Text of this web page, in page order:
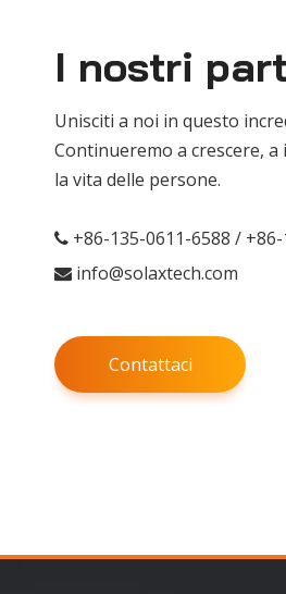
I nostri
Unisciti a noi in questo
Continueremo a crescere,
la vita delle persone.
 +86-135-0611-6588 /
 info@solaxtech.com
Contattaci